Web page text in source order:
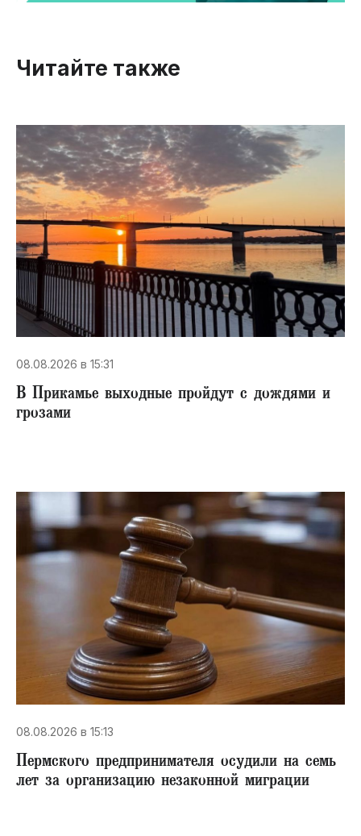
Читайте также
08.08.2026 в 15:31
В Прикамье выходные пройдут с дождями и
грозами
08.08.2026 в 15:13
Пермского предпринимателя осудили на семь
лет за организацию незаконной миграции